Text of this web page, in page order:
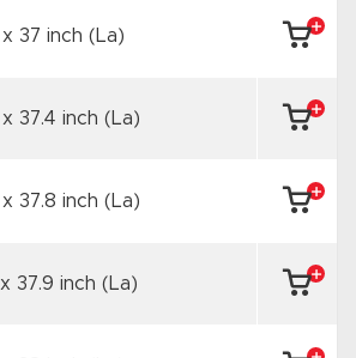
x 37 inch (La)
x 37.4 inch (La)
x 37.8 inch (La)
x 37.9 inch (La)